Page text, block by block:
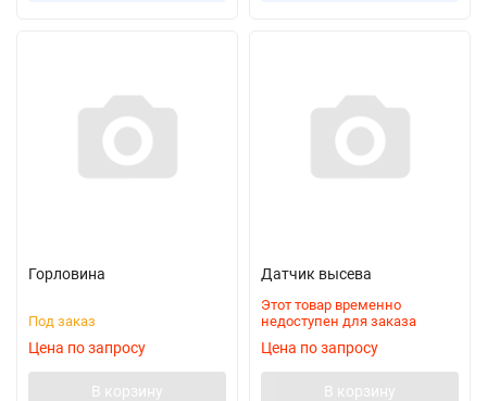
Горловина
Под заказ
Цена по запросу
В корзину
Датчик высева
Этот товар временно
недоступен для заказа
Цена по запросу
В корзину